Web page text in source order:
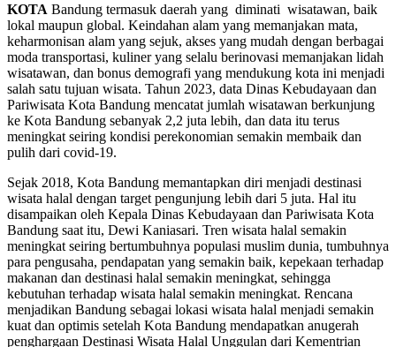
KOTA Bandung termasuk daerah yang diminati wisatawan, baik
lokal maupun global. Keindahan alam yang memanjakan mata,
keharmonisan alam yang sejuk, akses yang mudah dengan berbagai
moda transportasi, kuliner yang selalu berinovasi memanjakan lidah
wisatawan, dan bonus demografi yang mendukung kota ini menjadi
salah satu tujuan wisata. Tahun 2023, data Dinas Kebudayaan dan
Pariwisata Kota Bandung mencatat jumlah wisatawan berkunjung
ke Kota Bandung sebanyak 2,2 juta lebih, dan data itu terus
meningkat seiring kondisi perekonomian semakin membaik dan
pulih dari covid-19.
Sejak 2018, Kota Bandung memantapkan diri menjadi destinasi
wisata halal dengan target pengunjung lebih dari 5 juta. Hal itu
disampaikan oleh Kepala Dinas Kebudayaan dan Pariwisata Kota
Bandung saat itu, Dewi Kaniasari. Tren wisata halal semakin
meningkat seiring bertumbuhnya populasi muslim dunia, tumbuhnya
para pengusaha, pendapatan yang semakin baik, kepekaan terhadap
makanan dan destinasi halal semakin meningkat, sehingga
kebutuhan terhadap wisata halal semakin meningkat. Rencana
menjadikan Bandung sebagai lokasi wisata halal menjadi semakin
kuat dan optimis setelah Kota Bandung mendapatkan anugerah
penghargaan Destinasi Wisata Halal Unggulan dari Kementrian